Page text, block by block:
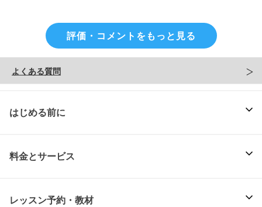
評価・コメントをもっと見る
よくある質問
はじめる前に
料金とサービス
レッスン予約・教材